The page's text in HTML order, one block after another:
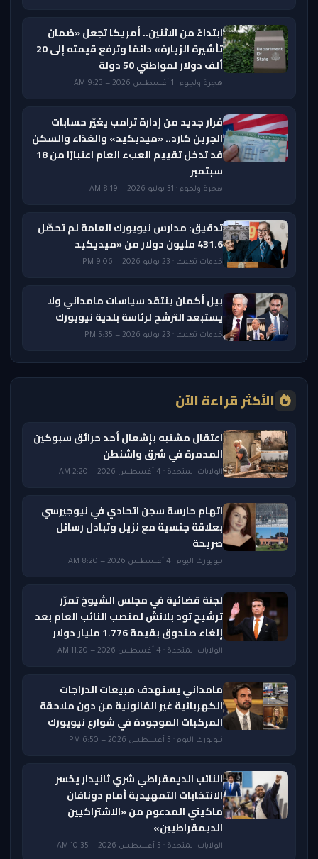
ابتداءً من الاثنين.. أمريكا تجعل «ضمان
تأشيرة الزيارة» دائمًا وترفع قيمته إلى 20
ألف دولار لمواطني 50 دولة
هجرة ولجوء · 1 أغسطس 2026 — 9:23 AM
قرار جديد من إدارة ترامب يغيّر حسابات
الجرين كارد.. «ميديكيد» والغذاء والسكن
قد تدخل تقييم العبء العام اعتبارًا من 18
سبتمبر
هجرة ولجوء · 31 يوليو 2026 — 8:19 AM
تدقيق: مدارس نيويورك العامة لم تحصّل
431.6 مليون دولار من «ميديكيد
خدمات تهمك · 23 يوليو 2026 — 9:06 PM
بيل أكمان ينتقد سياسات مامداني ولا
يستبعد الترشح لرئاسة بلدية نيويورك
خدمات تهمك · 23 يوليو 2026 — 5:35 PM
الأكثر قراءة الآن
اعتقال مشتبه بإشعال أحد حرائق سبوكين
المدمرة في شرق واشنطن
الولايات المتحدة · 4 أغسطس 2026 — 2:20 AM
اتهام حارسة سجن اتحادي في نيوجيرسي
بعلاقة جنسية مع نزيل وتبادل رسائل
صريحة
نيويورك اليوم · 4 أغسطس 2026 — 8:20 AM
لجنة قضائية في مجلس الشيوخ تمرّر
ترشيح تود بلانش لمنصب النائب العام بعد
إلغاء صندوق بقيمة 1.776 مليار دولار
الولايات المتحدة · 4 أغسطس 2026 — 11:20 AM
مامداني يستهدف مبيعات الدراجات
الكهربائية غير القانونية من دون ملاحقة
المركبات الموجودة في شوارع نيويورك
نيويورك اليوم · 5 أغسطس 2026 — 6:50 PM
النائب الديمقراطي شري ثانيدار يخسر
الانتخابات التمهيدية أمام دونافان
ماكيني المدعوم من «الاشتراكيين
الديمقراطيين»
الولايات المتحدة · 5 أغسطس 2026 — 10:35 AM